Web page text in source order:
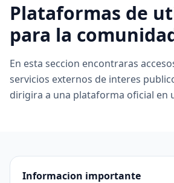
Plataformas de
para la
En esta seccion encontraras
servicios externos de interes
dirigira a una plataforma oficial en
Informacion importante